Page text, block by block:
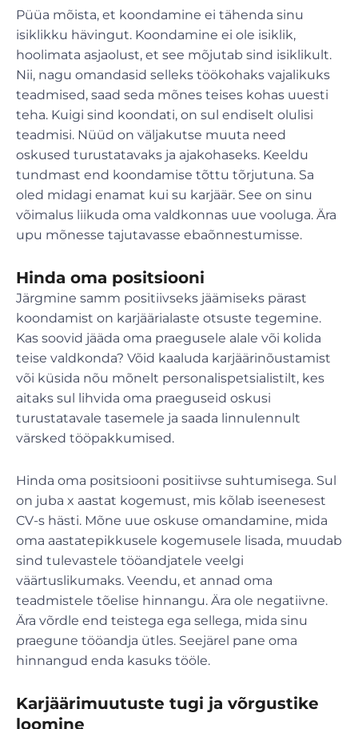
Püüa mõista, et koondamine ei tähenda sinu
isiklikku hävingut. Koondamine ei ole isiklik,
hoolimata asjaolust, et see mõjutab sind isiklikult.
Nii, nagu omandasid selleks töökohaks vajalikuks
teadmised, saad seda mõnes teises kohas uuesti
teha. Kuigi sind koondati, on sul endiselt olulisi
teadmisi. Nüüd on väljakutse muuta need
oskused turustatavaks ja ajakohaseks. Keeldu
tundmast end koondamise tõttu tõrjutuna. Sa
oled midagi enamat kui su karjäär. See on sinu
võimalus liikuda oma valdkonnas uue vooluga. Ära
upu mõnesse tajutavasse ebaõnnestumisse.
Hinda oma positsiooni
Järgmine samm positiivseks jäämiseks pärast
koondamist on karjäärialaste otsuste tegemine.
Kas soovid jääda oma praegusele alale või kolida
teise valdkonda? Võid kaaluda karjäärinõustamist
või küsida nõu mõnelt personalispetsialistilt, kes
aitaks sul lihvida oma praeguseid oskusi
turustatavale tasemele ja saada linnulennult
värsked tööpakkumised.
Hinda oma positsiooni positiivse suhtumisega. Sul
on juba x aastat kogemust, mis kõlab iseenesest
CV-s hästi. Mõne uue oskuse omandamine, mida
oma aastatepikkusele kogemusele lisada, muudab
sind tulevastele tööandjatele veelgi
väärtuslikumaks. Veendu, et annad oma
teadmistele tõelise hinnangu. Ära ole negatiivne.
Ära võrdle end teistega ega sellega, mida sinu
praegune tööandja ütles. Seejärel pane oma
hinnangud enda kasuks tööle.
Karjäärimuutuste tugi ja võrgustike
loomine